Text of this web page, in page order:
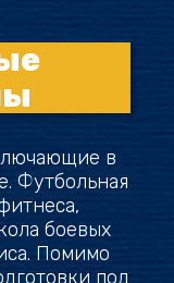
в
Футбольная
боевых
Помимо
под